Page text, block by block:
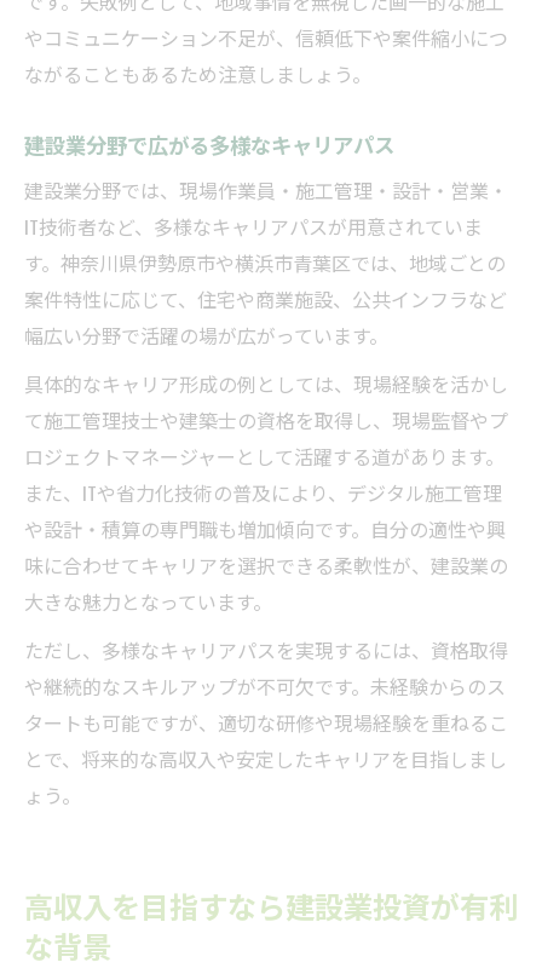
やコミュニケーション不足が、信頼低下や案件縮小につ
ながることもあるため注意しましょう。
建設業分野で広がる多様なキャリアパス
建設業分野では、現場作業員・施工管理・設計・営業・
IT技術者など、多様なキャリアパスが用意されていま
す。神奈川県伊勢原市や横浜市青葉区では、地域ごとの
案件特性に応じて、住宅や商業施設、公共インフラなど
幅広い分野で活躍の場が広がっています。
具体的なキャリア形成の例としては、現場経験を活かし
て施工管理技士や建築士の資格を取得し、現場監督やプ
ロジェクトマネージャーとして活躍する道があります。
また、ITや省力化技術の普及により、デジタル施工管理
や設計・積算の専門職も増加傾向です。自分の適性や興
味に合わせてキャリアを選択できる柔軟性が、建設業の
大きな魅力となっています。
ただし、多様なキャリアパスを実現するには、資格取得
や継続的なスキルアップが不可欠です。未経験からのス
タートも可能ですが、適切な研修や現場経験を重ねるこ
とで、将来的な高収入や安定したキャリアを目指しまし
ょう。
高収入を目指すなら建設業投資が有利
な背景